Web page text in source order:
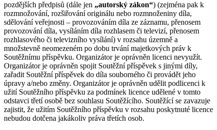
pozdějších předpisů (dále jen „autorský zákon“) (zejména pak k
rozmnožování, rozšiřování originálu nebo rozmnoženiny díla,
sdělování veřejnosti – provozováním díla ze záznamu, přenosem
provozování díla, vysíláním díla rozhlasem či televizí, přenosem
rozhlasového či televizního vysílání) v rozsahu územně a
množstevně neomezeném po dobu trvání majetkových práv k
Soutěžnímu příspěvku. Organizátor je oprávněn licenci nevyužít.
Organizátor je oprávněn spojit Soutěžní příspěvek s jinými díly,
zařadit Soutěžní příspěvek do díla souborného či provádět jeho
úpravy a/nebo změny. Organizátor je oprávněn udělit podlicenci k
užití Soutěžního příspěvku za podmínek licence udělené v tomto
odstavci třetí osobě bez souhlasu Soutěžícího. Soutěžící se zavazuje
zajistit, že užitím Soutěžního příspěvku v rozsahu poskytnuté licence
nebudou dotčena jakákoliv práva třetích osob.